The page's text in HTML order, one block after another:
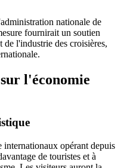
nationale de
fournirait un soutien
de l'industrie des croisières,
l'économie
opérant depuis
de touristes et à